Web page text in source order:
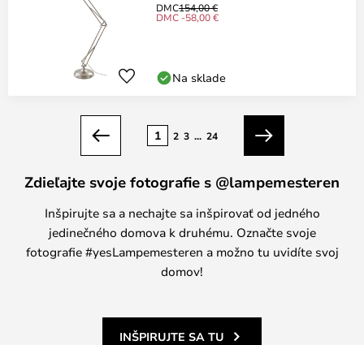
DMC154,00 €
DMC -58,00 €
Na sklade
Predchádzajúci
1 2 3 ... 24
Ďalší
Zdieľajte svoje fotografie s @lampemesteren
Inšpirujte sa a nechajte sa inšpirovať od jedného
jedinečného domova k druhému. Označte svoje
fotografie #yesLampemesteren a možno tu uvidíte svoj
domov!
INŠPIRUJTE SA TU